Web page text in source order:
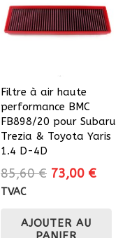
Filtre à air haute
performance BMC
FB898/20 pour Subaru
Trezia & Toyota Yaris
1.4 D-4D
85,60€ Le
était :
73,00 €Le
TVAC
AJOUTER AU